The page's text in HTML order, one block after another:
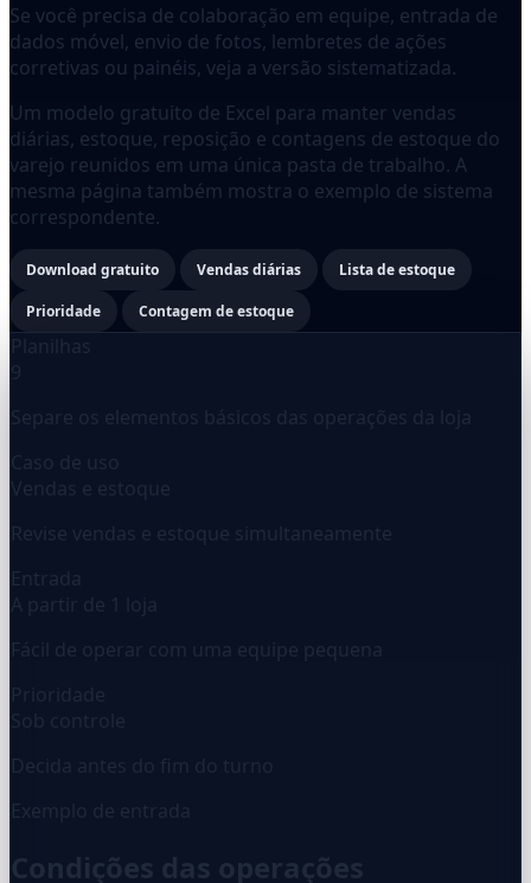
Se você precisa de colaboração em equipe, entrada de
dados móvel, envio de fotos, lembretes de ações
corretivas ou painéis, veja a versão sistematizada.
Um modelo gratuito de Excel para manter vendas
diárias, estoque, reposição e contagens de estoque do
varejo reunidos em uma única pasta de trabalho. A
mesma página também mostra o exemplo de sistema
correspondente.
Download gratuito Vendas diárias Lista de estoque
Prioridade Contagem de estoque
Planilhas
9
Separe os elementos básicos das operações da loja
Caso de uso
Vendas e estoque
Revise vendas e estoque simultaneamente
Entrada
A partir de 1 loja
Fácil de operar com uma equipe pequena
Prioridade
Sob controle
Decida antes do fim do turno
Exemplo de entrada
Condições das operações